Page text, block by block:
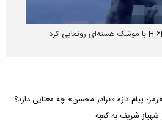
پیام تازه «برادر محسن» چه معنایی دارد؟
شریف به کعبه